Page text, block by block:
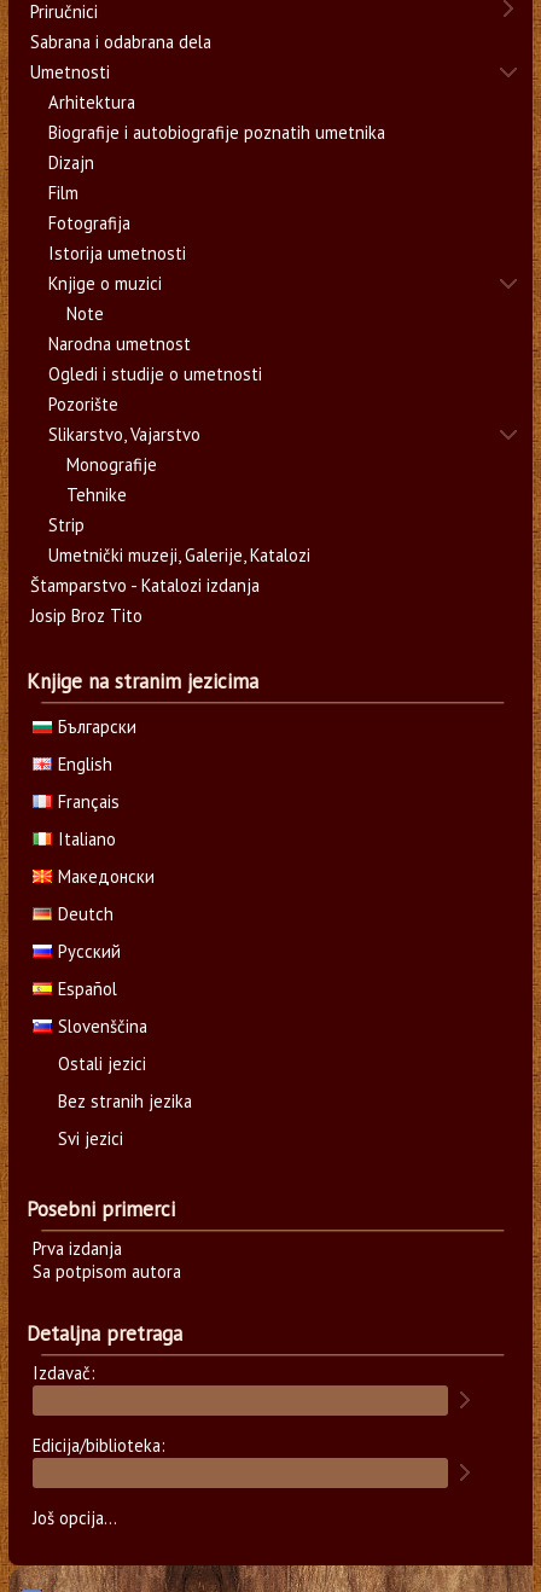
Priručnici
Sabrana i odabrana dela
Umetnosti
Arhitektura
Biografije i autobiografije poznatih umetnika
Dizajn
Film
Fotografija
Istorija umetnosti
Knjige o muzici
Note
Narodna umetnost
Ogledi i studije o umetnosti
Pozorište
Slikarstvo, Vajarstvo
Monografije
Tehnike
Strip
Umetnički muzeji, Galerije, Katalozi
Štamparstvo - Katalozi izdanja
Josip Broz Tito
Knjige na stranim jezicima
Български
English
Français
Italiano
Македонски
Deutch
Русский
Español
Slovenščina
Ostali jezici
Bez stranih jezika
Svi jezici
Posebni primerci
Prva izdanja
Sa potpisom autora
Detaljna pretraga
Izdavač:
Edicija/biblioteka:
Još opcija...